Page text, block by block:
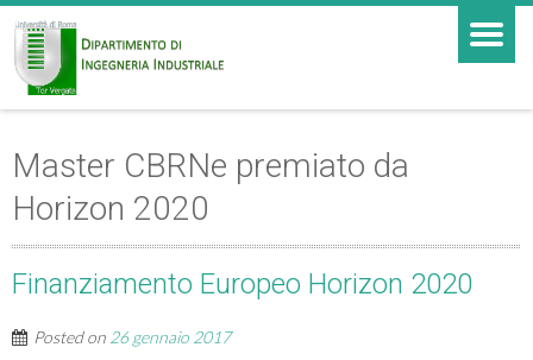
Master CBRNe premiato da
Horizon 2020
Finanziamento Europeo Horizon 2020
Posted on 26 gennaio 2017